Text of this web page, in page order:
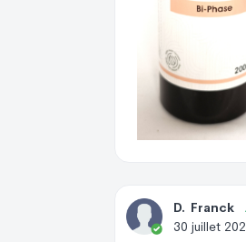
D. Franck
30 juillet